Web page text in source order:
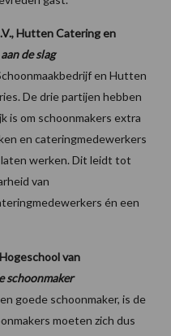
Hutten Catering en
de slag
en Hutten
De drie partijen hebben
is om schoonmakers extra
en cateringmedewerkers
werken. Dit leidt tot
van
én een
van
schoonmaker
goede schoonmaker, is de
moeten zich dus